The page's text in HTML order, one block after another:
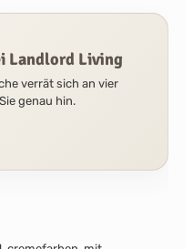
Landlord Living
verrät sich an vier
genau hin.